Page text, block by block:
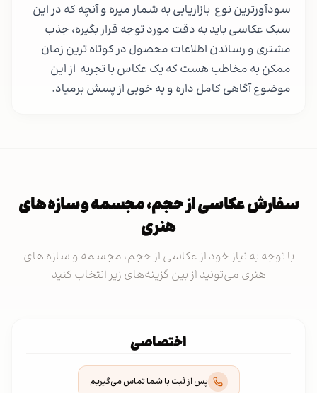
سودآورترین نوع بازاریابی به شمار میره و آنچه که در این
سبک عکاسی باید به دقت مورد توجه قرار بگیره، جذب
مشتری و رساندن اطلاعات محصول در کوتاه ترین زمان
ممکن به مخاطب هست که یک عکاس با تجربه از این
موضوع ‌آگاهی کامل داره و به خوبی از پسش برمیاد.
سفارش عکاسی از حجم، مجسمه و سازه های
هنری
با توجه به نیاز خود از عکاسی از حجم، مجسمه و سازه های
هنری می‌تونید از بین گزینه‌های زیر انتخاب کنید
اختصاصی
پس از ثبت با شما تماس می‌گیریم